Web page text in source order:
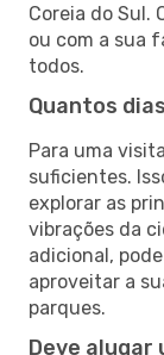
Coreia do Sul.
ou com a sua
todos.
Quantos
Para uma
suficientes.
explorar as
vibrações da
adicional,
aproveitar a
parques.
Deve alugar